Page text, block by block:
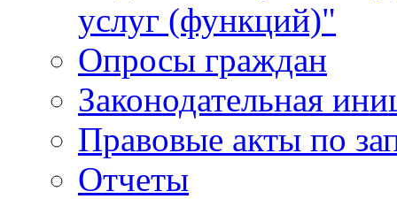
услуг (функций)"
Опросы граждан
Законодательная
Правовые акты по
Отчеты